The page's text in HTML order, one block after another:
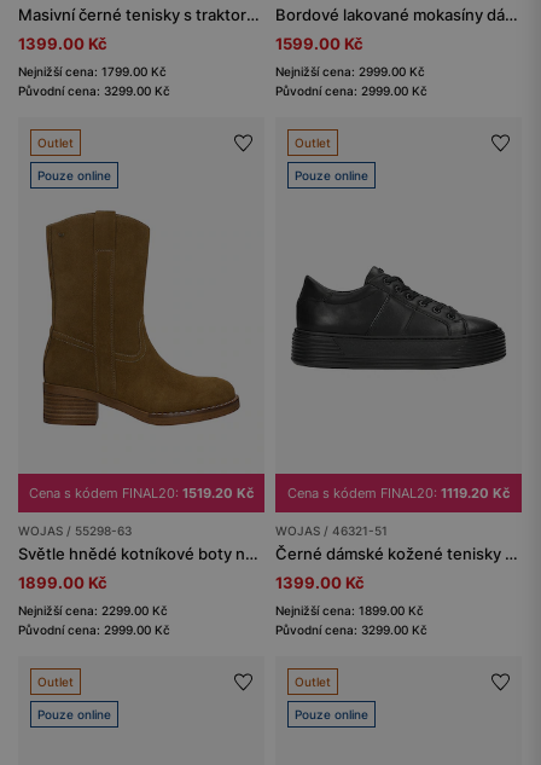
Masivní černé tenisky s traktorovou podrážkou
1399.00 Kč
Nejnižší cena: 1799.00 Kč
Původní cena: 3299.00 Kč
Bordové lakované mokasíny dámské na nízkém podpatku
1599.00 Kč
Nejnižší cena: 2999.00 Kč
Původní cena: 2999.00 Kč
Outlet
Pouze online
Cena s kódem FINAL20: 1519.20 Kč
WOJAS / 55298-63
Světle hnědé kotníkové boty na zip
1899.00 Kč
Nejnižší cena: 2299.00 Kč
Původní cena: 2999.00 Kč
Outlet
Pouze online
Cena s kódem FINAL20: 1119.20 Kč
WOJAS / 46321-51
Černé dámské kožené tenisky na silné podrážce
1399.00 Kč
Nejnižší cena: 1899.00 Kč
Původní cena: 3299.00 Kč
Outlet
Pouze online
Outlet
Pouze online